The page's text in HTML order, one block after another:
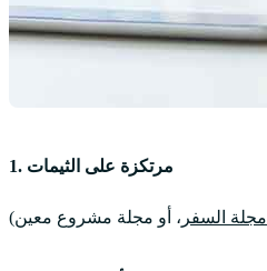
1. مرتكزة على الثيمات
مجلة السفر